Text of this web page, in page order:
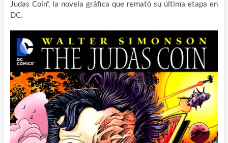
Judas Coin”, la novela gráfica que remató su última etapa en
DC.